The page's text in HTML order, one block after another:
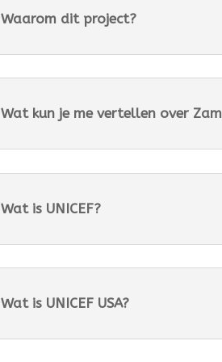
Waarom dit project?
Wat kun je me vertellen over
Wat is UNICEF?
Wat is UNICEF USA?